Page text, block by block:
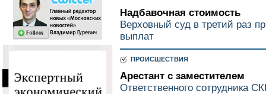
Надбавочная стоимость
Верховный суд в третий раз
выплат
ПРОИСШЕСТВИЯ
Арестант с заместителем
Ответственного сотрудника